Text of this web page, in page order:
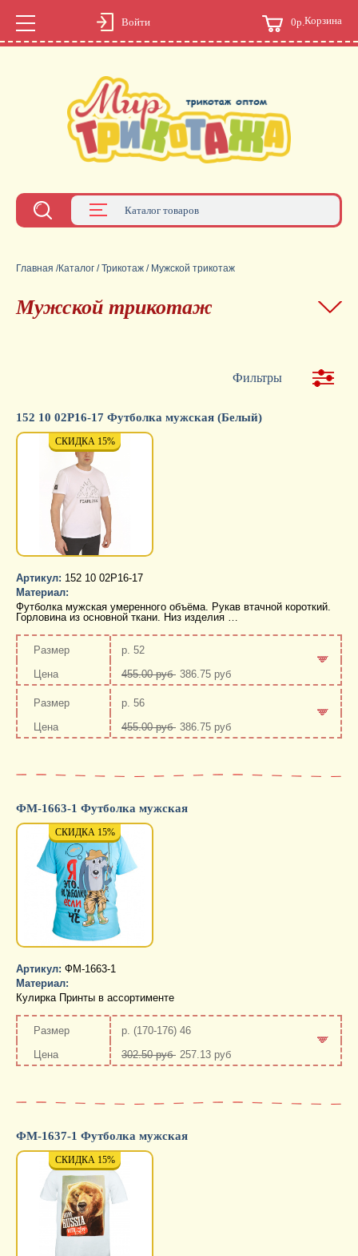
Войти Корзина
0р.
Каталог товаров
Главная /Каталог /Трикотаж / Мужской трикотаж
Мужской трикотаж
Фильтры
152 10 02P16-17 Футболка мужская (Белый)
СКИДКА 15%
Артикул: 152 10 02P16-17
Материал:
Футболка мужская умеренного объёма. Рукав втачной короткий.
Горловина из основной ткани. Низ изделия …
р. 52
455.00 руб 386.75 руб
-р. 56
455.00 руб 386.75 руб
ФМ-1663-1 Футболка мужская
СКИДКА 15%
Артикул: ФМ-1663-1
Материал:
Кулирка Принты в ассортименте
р. (170-176) 46
302.50 руб 257.13 руб
ФМ-1637-1 Футболка мужская
СКИДКА 15%